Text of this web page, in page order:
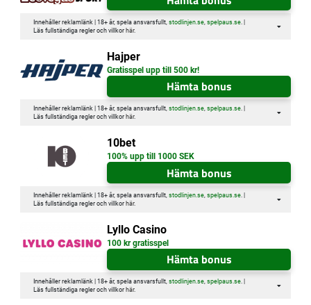
Innehåller reklamlänk | 18+ år, spela ansvarsfullt, stodlinjen.se, spelpaus.se. |
Läs fullständiga regler och villkor här.
Hajper
Gratisspel upp till 500 kr!
Hämta bonus
Innehåller reklamlänk | 18+ år, spela ansvarsfullt, stodlinjen.se, spelpaus.se. |
Läs fullständiga regler och villkor här.
10bet
100% upp till 1000 SEK
Hämta bonus
Innehåller reklamlänk | 18+ år, spela ansvarsfullt, stodlinjen.se, spelpaus.se. |
Läs fullständiga regler och villkor här.
Lyllo Casino
100 kr gratisspel
Hämta bonus
Innehåller reklamlänk | 18+ år, spela ansvarsfullt, stodlinjen.se, spelpaus.se. |
Läs fullständiga regler och villkor här.